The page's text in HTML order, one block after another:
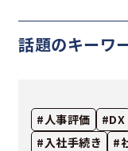
話題のキーワ
#人事評価 #DX
#入社手続き
#